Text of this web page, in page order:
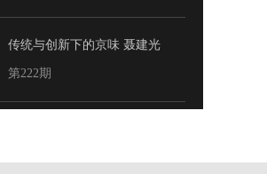
传统与创新下的京味 聂建光
第222期